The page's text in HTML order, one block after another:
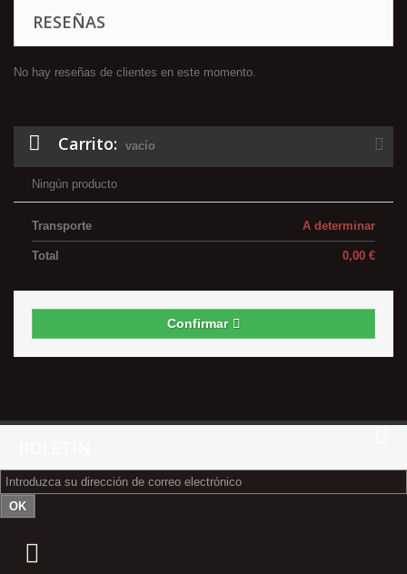
RESEÑAS
No hay reseñas de clientes en este momento.
Carrito: vacío
Ningún producto
A determinar
Transporte
0,00 €
Total
Confirmar
OK